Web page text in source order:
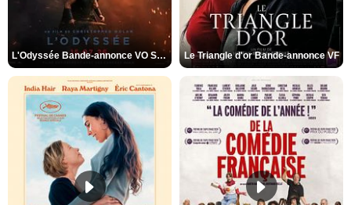
L'Odyssée Bande-annonce VO STFR Le Triangle d'or Bande-annonce VF